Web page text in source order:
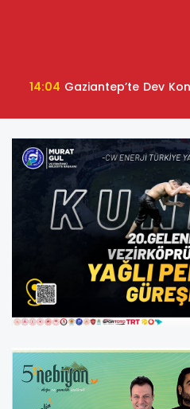
14:04 Gaziantep’te Dev